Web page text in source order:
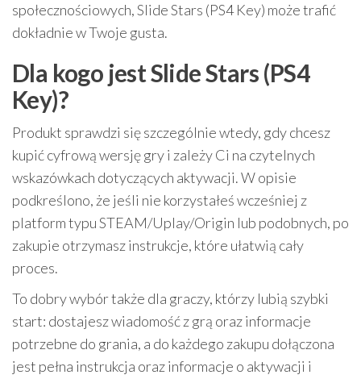
społecznościowych, Slide Stars (PS4 Key) może trafić
dokładnie w Twoje gusta.
Dla kogo jest Slide Stars (PS4
Key)?
Produkt sprawdzi się szczególnie wtedy, gdy chcesz
kupić cyfrową wersję gry i zależy Ci na czytelnych
wskazówkach dotyczących aktywacji. W opisie
podkreślono, że jeśli nie korzystałeś wcześniej z
platform typu STEAM/Uplay/Origin lub podobnych, po
zakupie otrzymasz instrukcje, które ułatwią cały
proces.
To dobry wybór także dla graczy, którzy lubią szybki
start: dostajesz wiadomość z grą oraz informacje
potrzebne do grania, a do każdego zakupu dołączona
jest pełna instrukcja oraz informacje o aktywacji i